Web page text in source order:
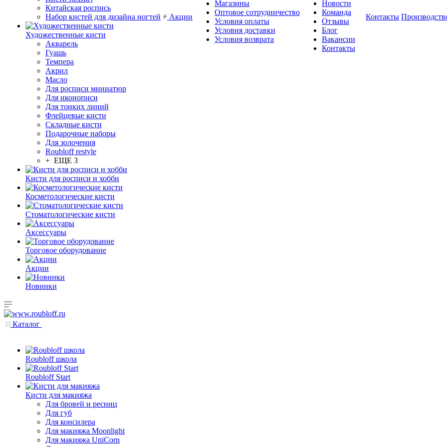
Китайская роспись
Набор кистей для дизайна ногтей
Художественные кисти
Акварель
Гуашь
Темпера
Акрил
Масло
Для росписи миниатюр
Для иконописи
Для тонких линий
Флейцевые кисти
Складные кисти
Подарочные наборы
Для золочения
Roubloff restyle
+ ЕЩЕ 3
Кисти для росписи и хобби
Косметологические кисти
Стоматологические кисти
Аксессуары
Торговое оборудование
Акции
Новинки
Акции
Магазины
Оптовое сотрудничество
Условия оплаты
Условия доставки
Условия возврата
Новости
Команда
Отзывы
Блог
Вакансии
Контакты
Контакты
Каталог
Roubloff школа
Roubloff Start
Кисти для макияжа
Для бровей и ресниц
Для губ
Для консилера
Для макияжа Moonlight
Для макияжа UniCorn